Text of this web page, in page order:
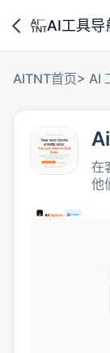
AI工具导
AITNT首页> AI
在
他